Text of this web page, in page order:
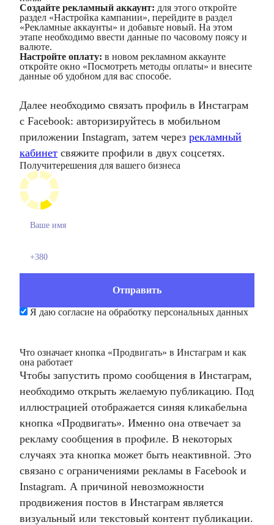
Создайте рекламный аккаунт: для этого откройте
раздел «Настройка кампании», перейдите в раздел
«Рекламные аккаунты» и добавьте новый. На этом
этапе необходимо ввести данные по часовому поясу и
валюте.
Настройте оплату: в новом рекламном аккаунте
откройте окно «Посмотреть методы оплаты» и внесите
данные об удобном для вас способе.
Далее необходимо связать профиль в Инстаграм
с Facebook: авторизируйтесь в мобильном
приложении Instagram, затем через рекламный
кабинет свяжите профили в двух соцсетях.
Получитерешения для вашего бизнеса
Я даю согласие на обработку персональных данных
Что означает кнопка «Продвигать» в Инстаграм и как
она работает
Чтобы запустить промо сообщения в Инстаграм,
необходимо открыть желаемую публикацию. Под
иллюстрацией отображается синяя кликабельна
кнопка «Продвигать». Именно она отвечает за
рекламу сообщения в профиле. В некоторых
случаях эта кнопка может быть неактивной. Это
связано с ограничениями рекламы в Facebook и
Instagram. А причиной невозможности
продвижения постов в Инстаграм является
визуальный или текстовый контент публикации.